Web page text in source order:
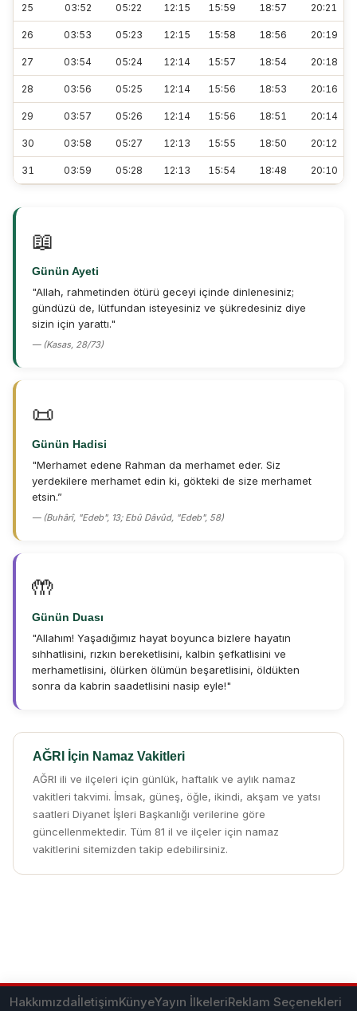
25 03:52 05:22 12:15 15:59 18:57 20:21
26 03:53 05:23 12:15 15:58 18:56 20:19
27 03:54 05:24 12:14 15:57 18:54 20:18
28 03:56 05:25 12:14 15:56 18:53 20:16
29 03:57 05:26 12:14 15:56 18:51 20:14
30 03:58 05:27 12:13 15:55 18:50 20:12
31 03:59 05:28 12:13 15:54 18:48 20:10
📖
Günün Ayeti
"Allah, rahmetinden ötürü geceyi içinde dinlenesiniz;
gündüzü de, lütfundan isteyesiniz ve şükredesiniz diye
sizin için yarattı."
— (Kasas, 28/73)
📜
Günün Hadisi
"Merhamet edene Rahman da merhamet eder. Siz
yerdekilere merhamet edin ki, gökteki de size merhamet
etsin.”
— (Buhârî, "Edeb", 13; Ebû Dâvûd, "Edeb", 58)
🤲
Günün Duası
"Allahım! Yaşadığımız hayat boyunca bizlere hayatın
sıhhatlisini, rızkın bereketlisini, kalbin şefkatlisini ve
merhametlisini, ölürken ölümün beşaretlisini, öldükten
sonra da kabrin saadetlisini nasip eyle!"
AĞRI İçin Namaz Vakitleri
AĞRI ili ve ilçeleri için günlük, haftalık ve aylık namaz
vakitleri takvimi. İmsak, güneş, öğle, ikindi, akşam ve yatsı
saatleri Diyanet İşleri Başkanlığı verilerine göre
güncellenmektedir. Tüm 81 il ve ilçeler için namaz
vakitlerini sitemizden takip edebilirsiniz.
HakkımızdaİletişimKünyeYayın İlkeleriReklam Seçenekleri